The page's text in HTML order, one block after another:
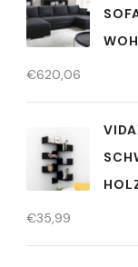
€620,06
€35,99